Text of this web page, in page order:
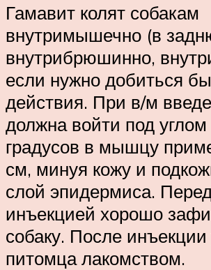
Гамавит колят собакам
внутримышечно (в
внутрибрюшинно,
если нужно добиться
действия. При в/м
должна войти под
градусов в мышцу
см, минуя кожу и
слой эпидермиса.
инъекцией хорошо
собаку. После инъекции
питомца лакомством.